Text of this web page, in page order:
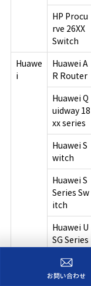
HP Procu
rve 26XX
Switch
Huawe
i
Huawei A
R Router
Huawei Q
uidway 18
xx series
Huawei S
witch
Huawei S
Series Sw
itch
Huawei U
SG Series
Huawei E
udemon
お問い合わせ